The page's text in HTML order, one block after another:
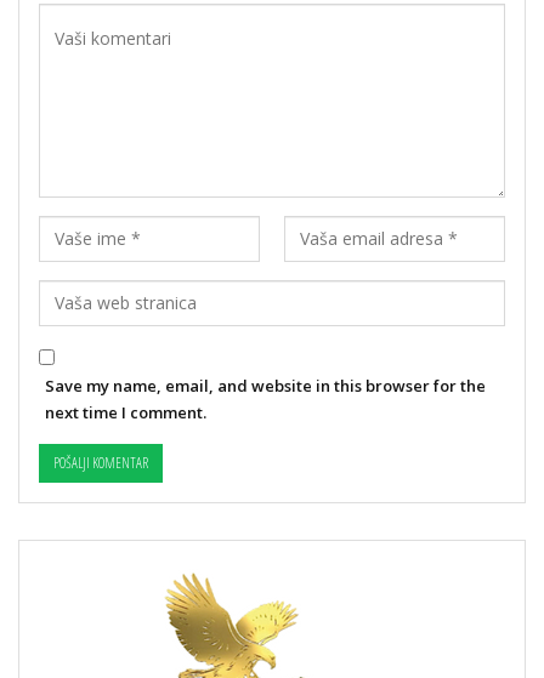
Save my name, email, and website in this browser for the
next time I comment.